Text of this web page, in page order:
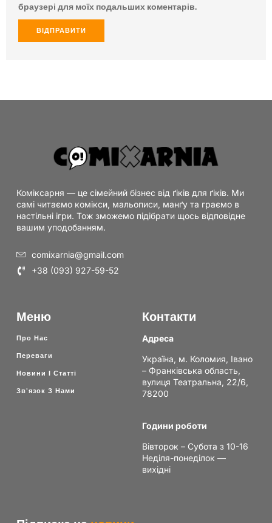
браузері для моїх подальших коментарів.
Коміксарня — це сімейний бізнес від ґіків для ґіків. Ми
самі читаємо комікси, мальописи, манґу та граємо в
настільні ігри. Тож зможемо підібрати щось відповідне
вашим уподобанням.
comixarnia@gmail.com
+38 (093) 927-59-52
Меню
Про Нас
Переваги
Новини І Статті
Зв'язок З Нами
Контакти
Адреса
Україна, м. Коломия, Івано
– Франківська область,
вулиця Театральна, 22/6,
78200
Години роботи
Вівторок – Субота з 10-16
Неділя-понеділок —
вихідні